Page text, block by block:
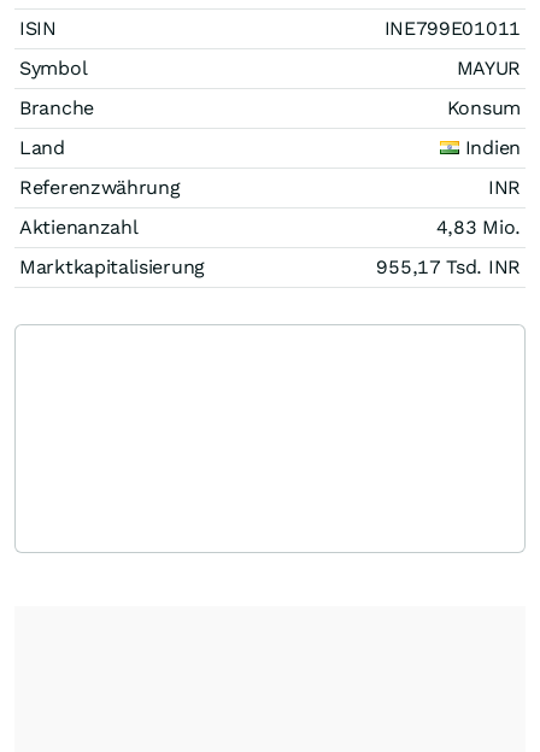
ISIN
INE799E01011
Symbol
MAYUR
Branche
Konsum
Land
Indien
Referenzwährung
INR
Aktienanzahl
4,83 Mio.
Marktkapitalisierung
955,17 Tsd. INR